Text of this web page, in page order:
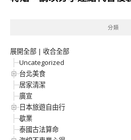
分類
展開全部 | 收合全部
Uncategorized
台北美食
居家清潔
廣宣
日本旅遊自由行
歇業
泰國古法算命